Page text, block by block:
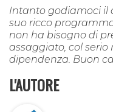
Intanto godiamoci il
suo ricco
non ha bisogno di
assaggiato, col serio
dipendenza. Buon
L'AUTORE